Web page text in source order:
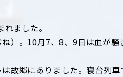
ました。
）。10月7、8、9日は血が騒
故郷にありました。寝台列